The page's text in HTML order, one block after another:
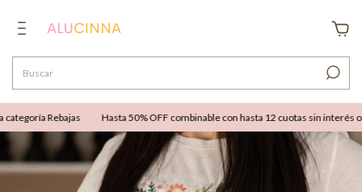
Rebajas Hasta 50% OFF combinable con hasta 12 cuotas sin interés o